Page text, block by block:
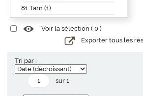
81 Tarn (1)
Voir la sélection ( 0 )
Exporter tous les
Tri par :
sur 1